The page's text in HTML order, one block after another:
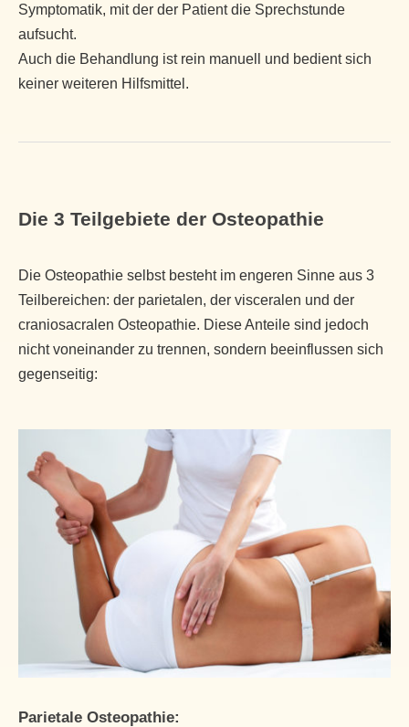
Symptomatik, mit der der Patient die Sprechstunde
aufsucht.
Auch die Behandlung ist rein manuell und bedient sich
keiner weiteren Hilfsmittel.
Die 3 Teilgebiete der Osteopathie
Die Osteopathie selbst besteht im engeren Sinne aus 3
Teilbereichen: der parietalen, der visceralen und der
craniosacralen Osteopathie. Diese Anteile sind jedoch
nicht voneinander zu trennen, sondern beeinflussen sich
gegenseitig:
Parietale Osteopathie: